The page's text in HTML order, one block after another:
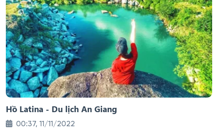
Hồ Latina - Du lịch An Giang
00:37, 11/11/2022